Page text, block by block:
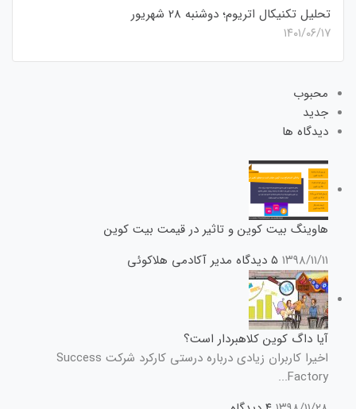
تحلیل تکنیکال اتریوم؛ دوشنبه 28 شهریور
۱۴۰۱/۰۶/۱۷
محبوب
جدید
دیدگاه ها
هاوینگ بیت کوین و تاثیر در قیمت بیت کوین
۱۳۹۸/۱۱/۱۱ ۵ دیدگاه مدیر آکادمی هلاکوئی
آیا داگ کوین کلاهبردار است؟
اخیرا کاربران زیادی درباره درستی کارکرد شرکت Success
Factory...